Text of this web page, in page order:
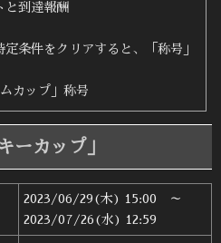
と到達報酬
定条件をクリアすると、「称号」
カップ」称号
ーカップ」
2023/06/29(木) 15:00 ～
2023/07/26(水) 12:59